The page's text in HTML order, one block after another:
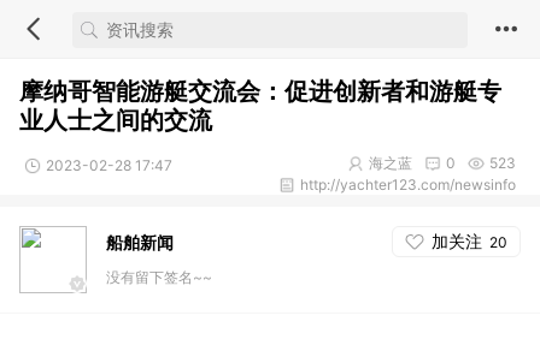
摩纳哥智能游艇交流会：促进创新者和游艇专
业人士之间的交流
2023-02-28 17:47 523
0
海之蓝
http://yachter123.com/newsinfo
船舶新闻 加关注 20
没有留下签名~~